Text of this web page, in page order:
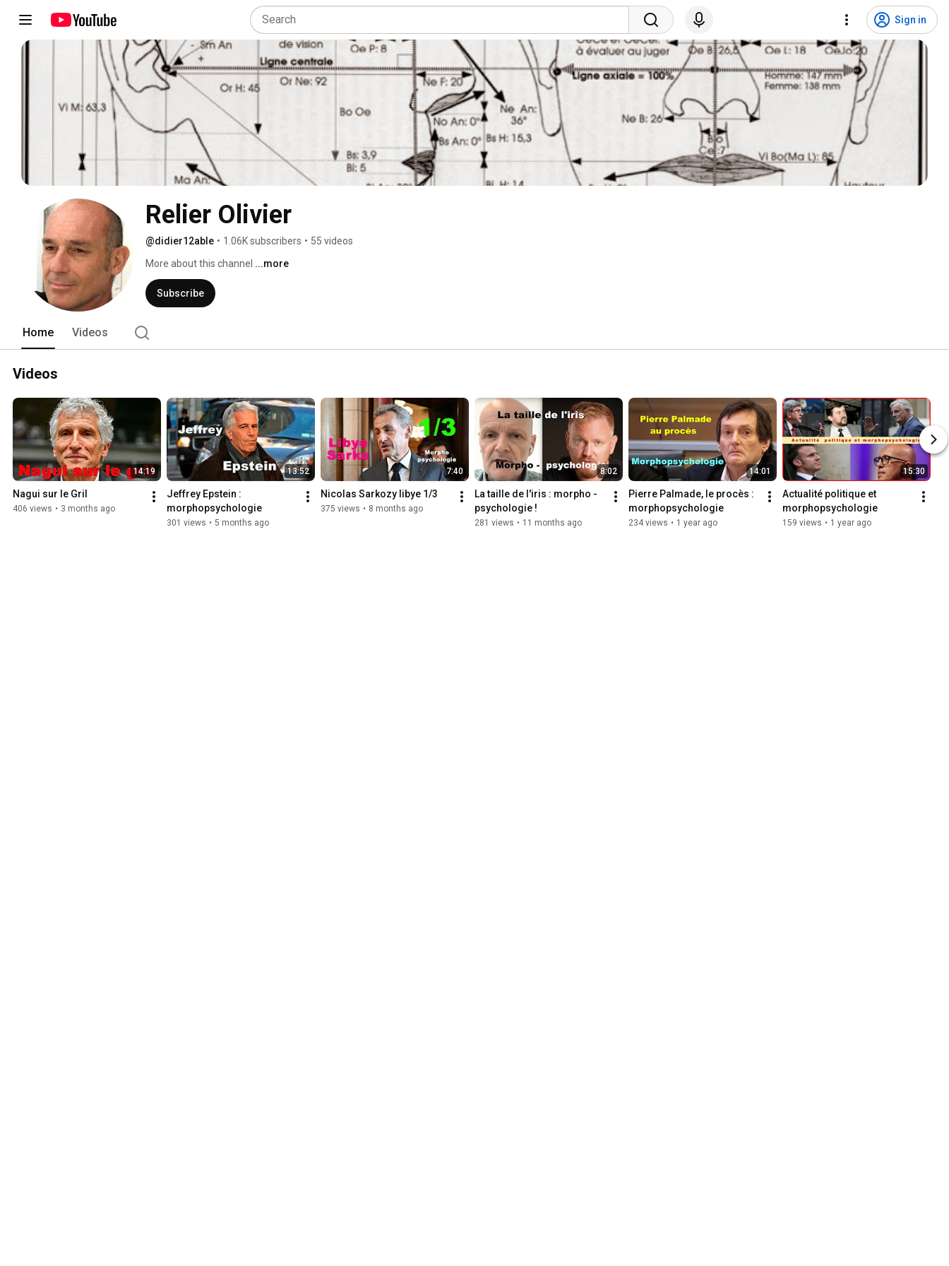
Sign in
Relier Olivier
@didier12able • 1.06K subscribers • 55 videos
More about this channel ...more
Subscribe
Home Videos
Videos
14:19
Nagui sur le Gril
406 views • 3 months ago
13:52
Jeffrey Epstein :
morphopsychologie
301 views • 5 months ago
7:40
Nicolas Sarkozy libye 1/3
375 views • 8 months ago
8:02
La taille de l'iris : morpho -
psychologie !
281 views • 11 months ago
14:01
Pierre Palmade, le procès :
morphopsychologie
234 views • 1 year ago
15:30
Actualité politique et
morphopsychologie
159 views • 1 year ago